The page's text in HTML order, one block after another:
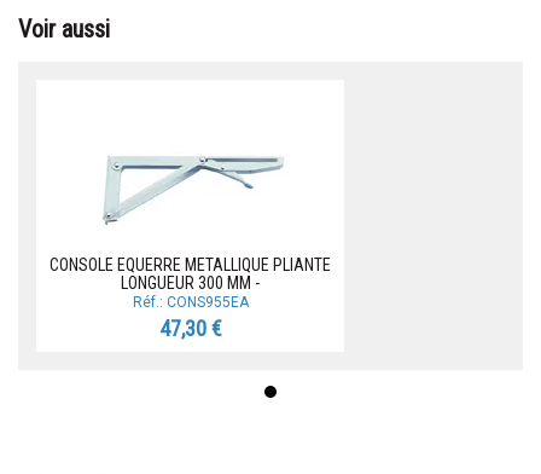
Voir aussi
CONSOLE EQUERRE METALLIQUE PLIANTE
LONGUEUR 300 MM -
Réf.: CONS955EA
47,30 €